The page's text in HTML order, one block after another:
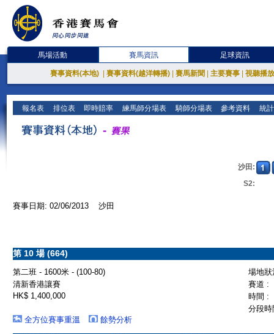
馬場活動 賽馬資訊 足球資訊
賽事資料(本地) 賽事資料(越洋轉播) 賽馬新聞 主要賽事 視聽播
報名表 排位表 即時賠率 練馬師分場表 騎師分場表 參考資料 統
沙田:
S2:
賽事日期: 02/06/2013 沙田
第 10 場 (664)
第二班 - 1600米 - (100-80)
場地
清新香港讓賽
賽道 :
HK$ 1,400,000
時間 :
分段
全方位賽事重溫
餘勢分析